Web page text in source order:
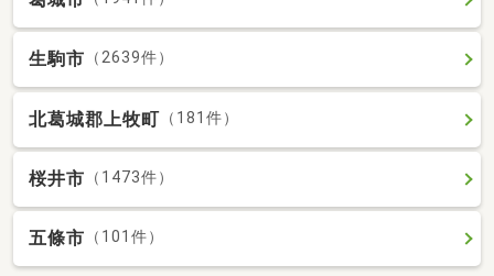
生駒市 （2639件）
北葛城郡上牧町 （181件）
桜井市 （1473件）
五條市 （101件）